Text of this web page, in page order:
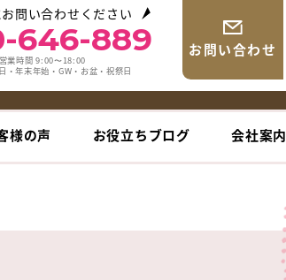
問い合わせください
646-889
営業時間 9:00〜18:00
・年末年始・GW・お盆・祝祭日
お問い合わせ
様の声 お役立ちブログ 会社案内